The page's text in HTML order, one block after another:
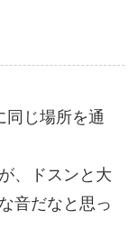
同じ場所を通
、ドスンと大
音だなと思っ